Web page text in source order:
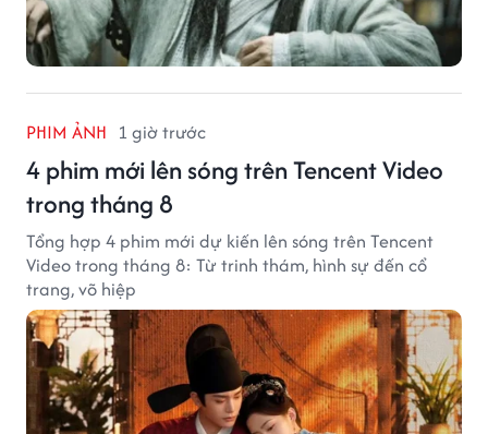
PHIM ẢNH 1 giờ trước
4 phim mới lên sóng trên Tencent Video
trong tháng 8
Tổng hợp 4 phim mới dự kiến lên sóng trên Tencent
Video trong tháng 8: Từ trinh thám, hình sự đến cổ
trang, võ hiệp